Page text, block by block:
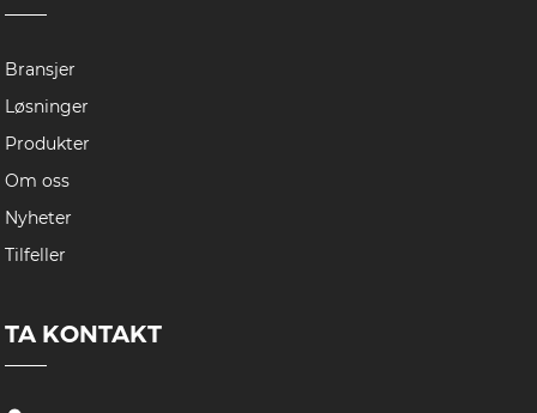
Bransjer
Løsninger
Produkter
Om oss
Nyheter
Tilfeller
TA KONTAKT